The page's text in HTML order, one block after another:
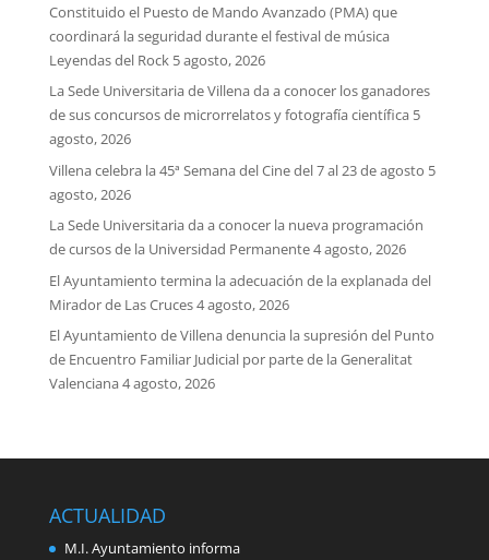
Constituido el Puesto de Mando Avanzado (PMA) que
coordinará la seguridad durante el festival de música
Leyendas del Rock 5 agosto, 2026
La Sede Universitaria de Villena da a conocer los ganadores
de sus concursos de microrrelatos y fotografía científica 5
agosto, 2026
Villena celebra la 45ª Semana del Cine del 7 al 23 de agosto 5
agosto, 2026
La Sede Universitaria da a conocer la nueva programación
de cursos de la Universidad Permanente4 agosto, 2026
El Ayuntamiento termina la adecuación de la explanada del
Mirador de Las Cruces4 agosto, 2026
El Ayuntamiento de Villena denuncia la supresión del Punto
de Encuentro Familiar Judicial por parte de la Generalitat
Valenciana4 agosto, 2026
ACTUALIDAD
M.I. Ayuntamiento informa